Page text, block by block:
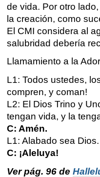
de vida. Por otro
la creación, como
El CMI considera al
salubridad debería
Llamamiento a la
L1: Todos ustedes,
compren, y coman!
L2: El Dios Trino y
tengan vida, y la
C: Amén.
L1: Alabado sea Dios.
C: ¡Aleluya!
Ver pág. 96 de